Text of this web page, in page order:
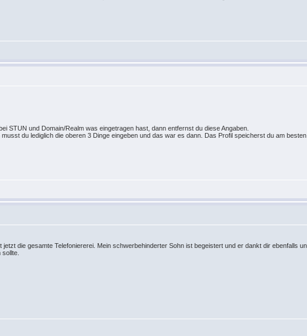
STUN und Domain/Realm was eingetragen hast, dann entfernst du diese Angaben.
du lediglich die oberen 3 Dinge eingeben und das war es dann. Das Profil speicherst du am
die gesamte Telefoniererei. Mein schwerbehinderter Sohn ist begeistert und er dankt dir ebenfalls